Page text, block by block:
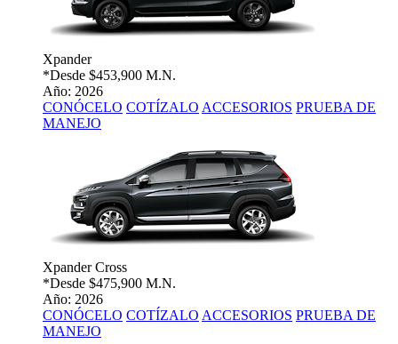
Xpander
*Desde $453,900 M.N.
Año: 2026
CONÓCELO COTÍZALO ACCESORIOS PRUEBA DE
MANEJO
Xpander Cross
*Desde $475,900 M.N.
Año: 2026
CONÓCELO COTÍZALO ACCESORIOS PRUEBA DE
MANEJO